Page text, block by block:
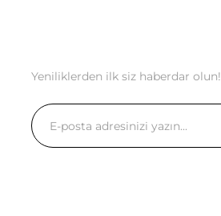
Yeniliklerden ilk siz haberdar olun!